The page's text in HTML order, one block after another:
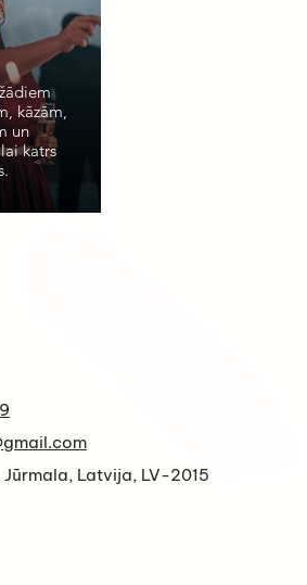
kāzām,
un
katrs
Jūrmala, Latvija, LV-2015